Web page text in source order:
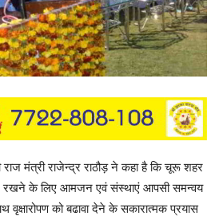
मंत्री राजेन्द्र राठौड़ ने कहा है कि चूरू शहर
रखने के लिए आमजन एवं संस्थाएं आपसी समन्वय
वृक्षारोपण को बढावा देने के सकारात्मक प्रयास